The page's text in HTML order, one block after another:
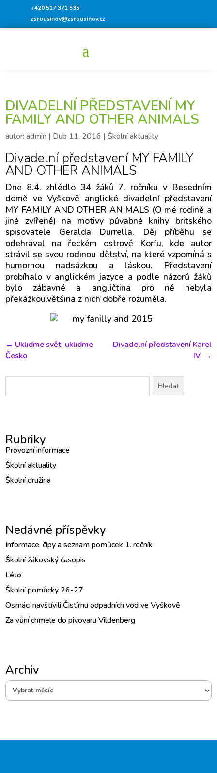
+420 517 371 535
zsrousinov@zsrousinov.cz
DIVADELNÍ PŘEDSTAVENÍ MY
FAMILY AND OTHER ANIMALS
autor:admin | Dub 11, 2016 | Školní aktuality
Divadelní představení MY FAMILY
AND OTHER ANIMALS
Dne 8.4. zhlédlo 34 žáků 7. ročníku v Besedním
domě ve Vyškově anglické divadelní představení
MY FAMILY AND OTHER ANIMALS (O mé rodině a
jiné zvířeně) na motivy půvabné knihy britského
spisovatele Geralda Durrella. Děj příběhu se
odehrával na řeckém ostrově Korfu, kde autor
strávil se svou rodinou dětství, na které vzpomíná s
humornou nadsázkou a láskou. Představení
probíhalo v anglickém jazyce a podle názorů žáků
bylo zábavné a angličtina pro ně nebyla
překážkou,většina z nich dobře rozuměla.
← Ukliďme svět, ukliďme
Česko
Divadelní představení Karel
IV. →
Vyhledávání
Rubriky
Provozní informace
Školní aktuality
Školní družina
Nedávné příspěvky
Informace, čipy a seznam pomůcek 1. ročník
Školní žákovský časopis
Léto
Školní pomůcky 26-27
Osmáci navštívili Čistírnu odpadních vod ve Vyškově
Za vůní chmele do pivovaru Vildenberg
ArchivArchiv